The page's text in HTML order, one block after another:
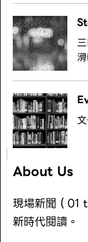
About Us
現場新聞（01
新時代閱讀。